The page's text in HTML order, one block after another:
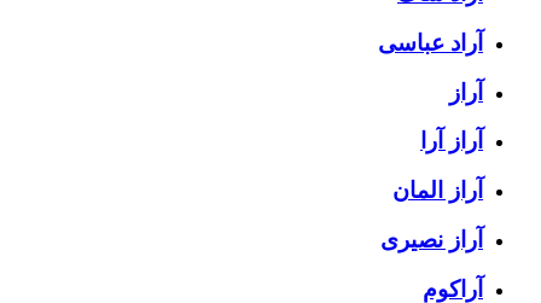
آراد عباسی
آراز
آراز آرا
آراز المان
آراز نصیری
آراکوم